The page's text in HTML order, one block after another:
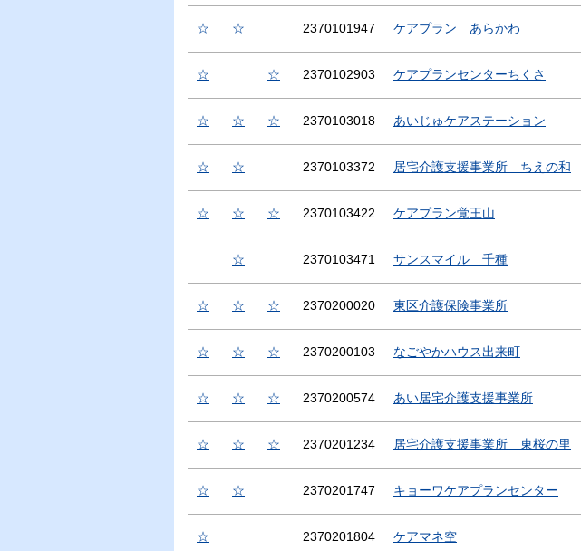
☆ ☆ 2370101947 ケアプラン あらかわ
☆ ☆ 2370102903 ケアプランセンターちくさ
☆ ☆ ☆ 2370103018 あいじゅケアステーション
☆ ☆ 2370103372 居宅介護支援事業所 ちえの和
☆ ☆ ☆ 2370103422 ケアプラン覚王山
☆ 2370103471 サンスマイル 千種
☆ ☆ ☆ 2370200020 東区介護保険事業所
☆ ☆ ☆ 2370200103 なごやかハウス出来町
☆ ☆ ☆ 2370200574 あい居宅介護支援事業所
☆ ☆ ☆ 2370201234 居宅介護支援事業所 東桜の里
☆ ☆ 2370201747 キョーワケアプランセンター
☆ 2370201804 ケアマネ空